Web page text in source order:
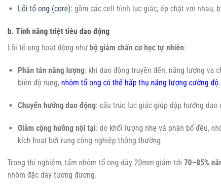
Lõi tổ ong (core): gồm các cell hình lục giác, ép chặt với nhau,
b. Tính năng triệt tiêu dao động
Lõi tổ ong hoạt động như bộ giảm chấn cơ học tự nhiên:
Phân tán năng lượng: khi dao động truyền đến, năng lượng va
biên độ rung, nhôm tổ ong có thể hấp thụ năng lượng cường độ
Chuyển hướng dao động: cấu trúc lục giác giúp dập hướng
Giảm cộng hưởng nội tại: do khối lượng nhẹ và phân bố đều,
kích hoạt bởi rung công nghiệp thông thường
Trong thí nghiệm, tấm nhôm tổ ong dày 20mm giảm tới 70–85%
nhôm đặc dày tương đương.